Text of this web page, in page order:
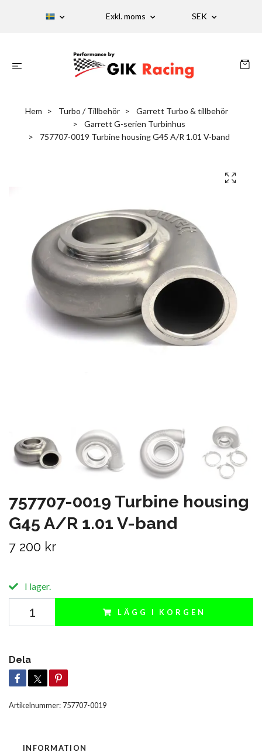
Exkl. moms SEK
Hem Turbo / Tillbehör
Garrett Turbo & tillbehör
Garrett G-serien Turbinhus
757707-0019 Turbine housing G45 A/R 1.01 V-band
757707-0019 Turbine housing
G45 A/R 1.01 V-band
7 200 kr
I lager.
LÄGG I KORGEN
Dela
Artikelnummer: 757707-0019
INFORMATION